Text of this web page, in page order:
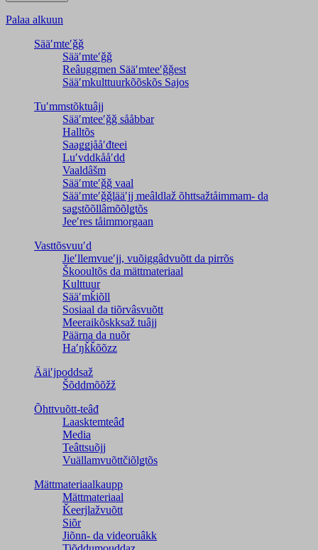
Palaa alkuun
Sääʹmteʹǧǧ
Sääʹmteʹǧǧ
Reâuggmen Sääʹmteeʹǧǧest
Sääʹmkulttuurkõõskõs Sajos
Tuʹmmstõktuâjj
Sääʹmteeʹǧǧ sååbbar
Halltõs
Saaǥǥjååʹđteei
Luʹvddkååʹdd
Vaaldâšm
Sääʹmteʹǧǧ vaal
Sääʹmteʹǧǧlääʹjj meâldlaž õhttsažtåimmam- da
saǥstõõllâmõõlǥtõs
Jeeʹres tåimmorgaan
Vasttõsvuuʹd
Jieʹllemvueʹjj, vuõiggâdvuõtt da pirrõs
Škooultõs da mättmateriaal
Kulttuur
Sääʹmǩiõll
Sosiaal da tiõrvâsvuõtt
Meeraikõskksaž tuâjj
Päärna da nuõr
Haʹŋǩǩõõzz
Ääiʹjpoddsaž
Šõddmõõžž
Õhttvuõtt-teâđ
Laasktemteâđ
Media
Teâttsuõjj
Vuällamvuõttčiõlǥtõs
Mättmateriaalkaupp
Mättmateriaal
Ǩeerjlažvuõtt
Siõr
Jiõnn- da videoruâkk